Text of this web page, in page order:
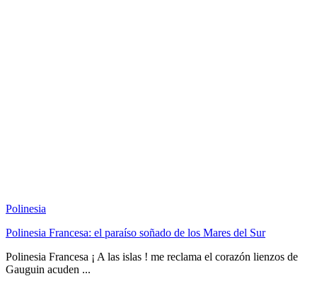
Polinesia
Polinesia Francesa: el paraíso soñado de los Mares del Sur
Polinesia Francesa ¡ A las islas ! me reclama el corazón lienzos de
Gauguin acuden ...